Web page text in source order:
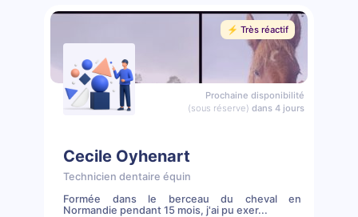
⚡️ Très réactif
Prochaine disponibilité
(sous réserve) dans 4 jours
Cecile Oyhenart
Technicien dentaire équin
Formée dans le berceau du cheval en
Normandie pendant 15 mois, j'ai pu exer...